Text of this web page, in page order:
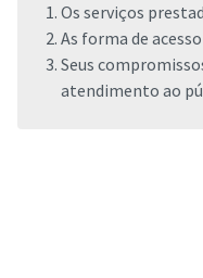
Os serviços
As forma de
Seus
atendimento ao